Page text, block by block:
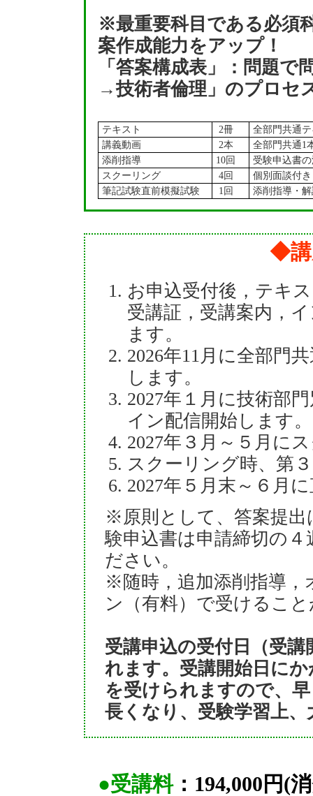
※最重要科目である必須
案作成能力をアップ！
「答案構成表」：問題
→技術者倫理」のプロセ
テキスト 2冊
全部門共通
講義動画
2本
全部門共通1
添削指導
10回
受験申込書
スクーリング
4回
個別面談付き
筆記試験直前模擬試験
1回 添削指導・
◆講
お申込受付後，テキ
受講証，受講案内，
ます。
2026年11月に全部門
します。
2027年１月に技術部
イン配信開始します。
2027年３月～５月に
スクーリング時、第
2027年５月末～６月
※原則として、答案提出
験申込書は申請締切の
ださい。
※随時，追加添削指導，
ン（有料）で受けるこ
受講申込の受付日（受
れます。受講開始日に
を受けられますので、
長くなり、受験学習上
●受講料：194,000円(